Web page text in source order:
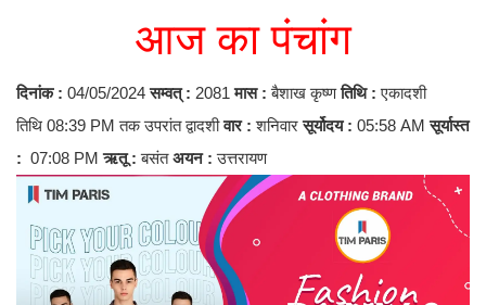
आज का पंचांग
दिनांक : 04/05/2024सम्वत् : 2081मास : बैशाख कृष्णतिथि :एकादशी
तिथि 08:39 PM तक उपरांत द्वादशीवार :शनिवारसूर्योदय : 05:58 AMसूर्यास्त
: 07:08 PMऋतू : बसंतअयन : उत्तरायण